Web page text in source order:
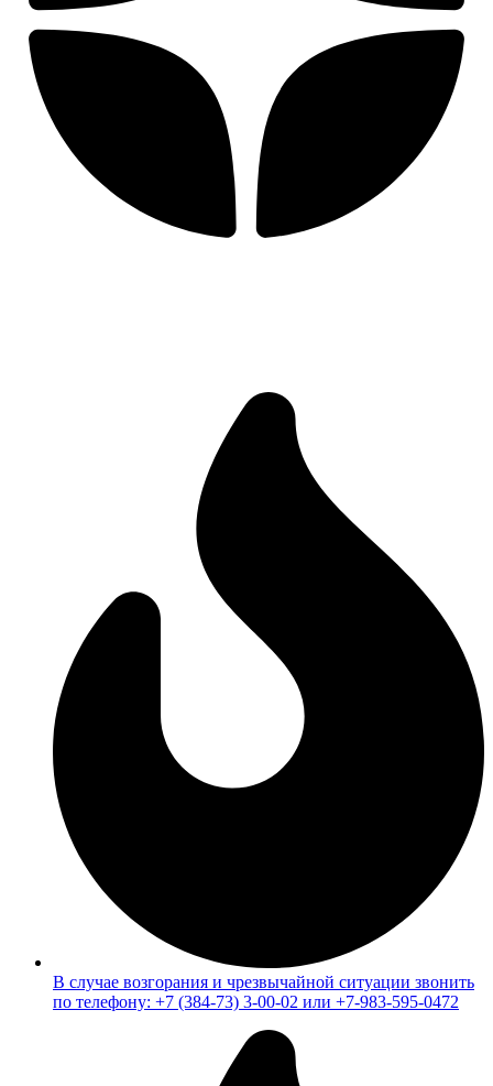
В случае возгорания и чрезвычайной ситуации звонить
по телефону: +7 (384-73) 3-00-02 или +7-983-595-0472